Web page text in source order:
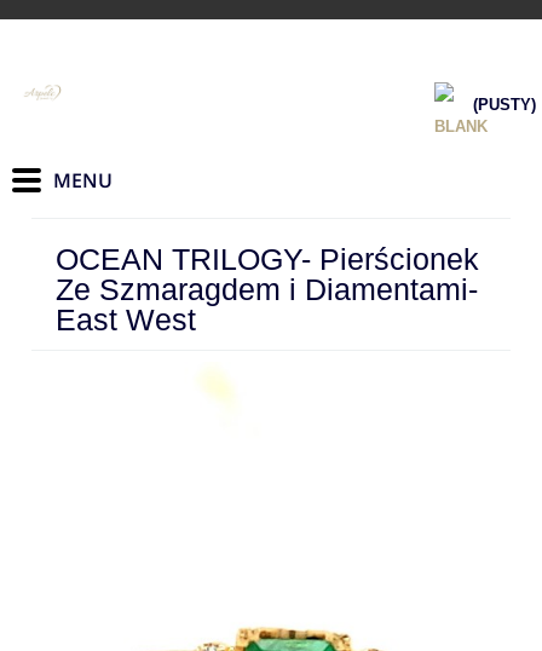
(PUSTY)
OCEAN TRILOGY- Pierścionek
Ze Szmaragdem i Diamentami-
East West